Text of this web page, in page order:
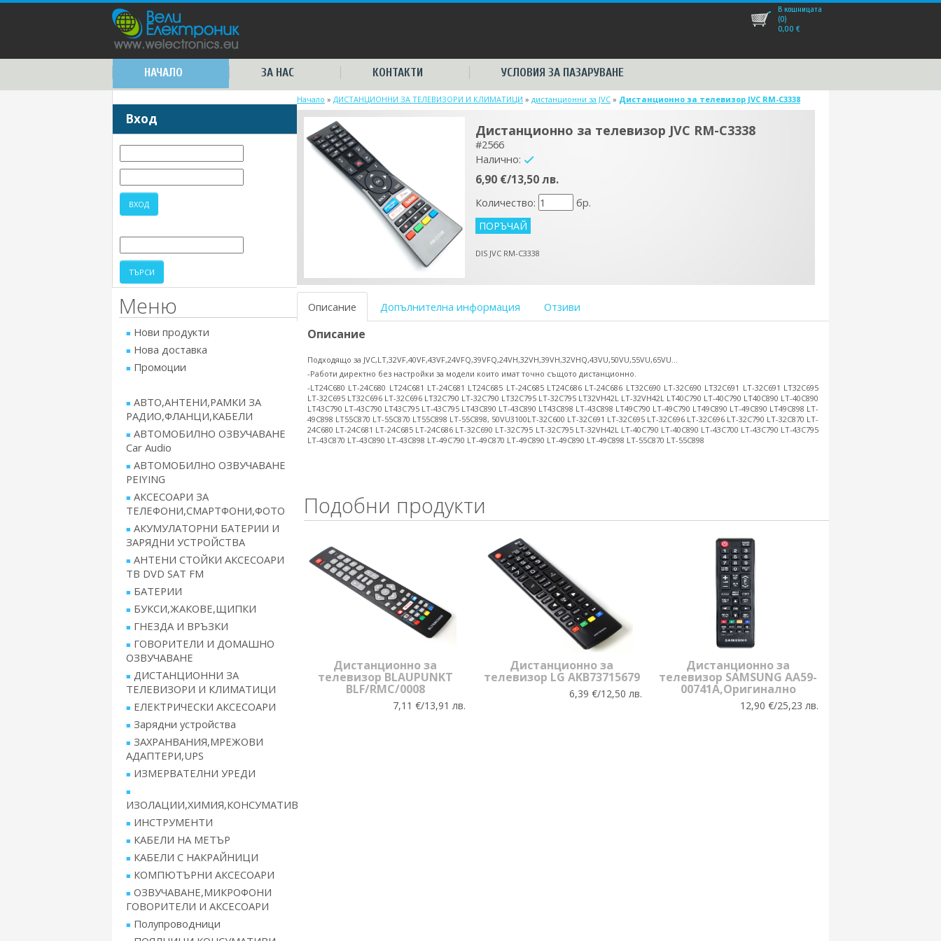
НАЧАЛО ЗА НАС КОНТАКТИ УСЛОВИЯ ЗА ПАЗАРУВАНЕ
В кошницата
(0)
0,00 €
Вход
Меню
Нови продукти
Нова доставка
Промоции
АВТО,АНТЕНИ,РАМКИ ЗА
РАДИО,ФЛАНЦИ,КАБЕЛИ
АВТОМОБИЛНО ОЗВУЧАВАНЕ
Car Audio
АВТОМОБИЛНО ОЗВУЧАВАНЕ
PEIYING
АКСЕСОАРИ ЗА
ТЕЛЕФОНИ,СМАРТФОНИ,ФОТО
АКУМУЛАТОРНИ БАТЕРИИ И
ЗАРЯДНИ УСТРОЙСТВА
АНТЕНИ СТОЙКИ АКСЕСОАРИ
ТВ DVD SAT FM
БАТЕРИИ
БУКСИ,ЖАКОВЕ,ЩИПКИ
ГНЕЗДА И ВРЪЗКИ
ГОВОРИТЕЛИ И ДОМАШНО
ОЗВУЧАВАНЕ
ДИСТАНЦИОННИ ЗА
ТЕЛЕВИЗОРИ И КЛИМАТИЦИ
ЕЛЕКТРИЧЕСКИ АКСЕСОАРИ
Зарядни устройства
ЗАХРАНВАНИЯ,МРЕЖОВИ
АДАПТЕРИ,UPS
ИЗМЕРВАТЕЛНИ УРЕДИ
ИЗОЛАЦИИ,ХИМИЯ,КОНСУМАТИВ
ИНСТРУМЕНТИ
КАБЕЛИ НА МЕТЪР
КАБЕЛИ С НАКРАЙНИЦИ
КОМПЮТЪРНИ АКСЕСОАРИ
ОЗВУЧАВАНЕ,МИКРОФОНИ
ГОВОРИТЕЛИ И АКСЕСОАРИ
Полупроводници
Начало » ДИСТАНЦИОННИ ЗА ТЕЛЕВИЗОРИ И КЛИМАТИЦИ » дистанционни за JVC » Дистанционно за телевизор JVC RM-C3338
Дистанционно за телевизор JVC RM-C3338
#2566
Налично:
6,90 €/13,50 лв.
Количество: бр.
DIS JVC RM-C3338
Описание Допълнителна информация Отзиви
Описание
Подходящо за JVC,LT,32VF,40VF,43VF,24VFQ,39VFQ,24VH,32VH,39VH,32VHQ,43VU,50VU,55VU,65VU...
-Работи директно без настройки за модели които имат точно същото дистанционно.
-LT24C680 LT-24C680 LT24C681 LT-24C681 LT24C685 LT-24C685 LT24C686 LT-24C686 LT32C690 LT-32C690 LT32C691 LT-32C691 LT32C695
LT-32C695 LT32C696 LT-32C696 LT32C790 LT-32C790 LT32C795 LT-32C795 LT32VH42L LT-32VH42L LT40C790 LT-40C790 LT40C890 LT-40C890
LT43C790 LT-43C790 LT43C795 LT-43C795 LT43C890 LT-43C890 LT43C898 LT-43C898 LT49C790 LT-49C790 LT49C890 LT-49C890 LT49C898 LT-
49C898 LT55C870 LT-55C870 LT55C898 LT-55C898, 50VU3100LT-32C600 LT-32C691 LT-32C695 LT-32C696 LT-32C696 LT-32C790 LT-32C870 LT-
24C680 LT-24C681 LT-24C685 LT-24C686 LT-32C690 LT-32C795 LT-32C795 LT-32VH42L LT-40C790 LT-40C890 LT-43C700 LT-43C790 LT-43C795
LT-43C870 LT-43C890 LT-43C898 LT-49C790 LT-49C870 LT-49C890 LT-49C890 LT-49C898 LT-55C870 LT-55C898
Подобни продукти
Дистанционно за
телевизор BLAUPUNKT
BLF/RMC/0008
7,11 €/13,91 лв.
Дистанционно за
телевизор LG AKB73715679
6,39 €/12,50 лв.
Дистанционно за
телевизор SAMSUNG AA59-
00741A,Оригинално
12,90 €/25,23 лв.